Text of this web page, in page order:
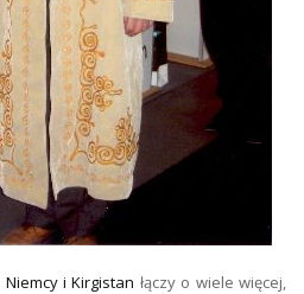
Niemcy i Kirgistan łączy o wiele więcej,